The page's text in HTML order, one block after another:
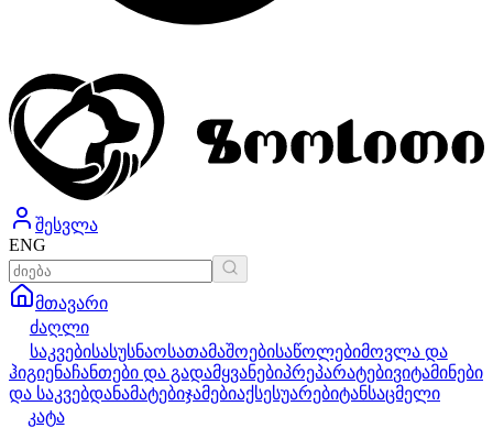
შესვლა
ENG
მთავარი
ძაღლი
საკვებისასუსნაოსათამაშოებისაწოლებიმოვლა და
ჰიგიენაჩანთები და გადამყვანებიპრეპარატებივიტამინები
და საკვებდანამატებიჯამებიაქსესუარებიტანსაცმელი
კატა